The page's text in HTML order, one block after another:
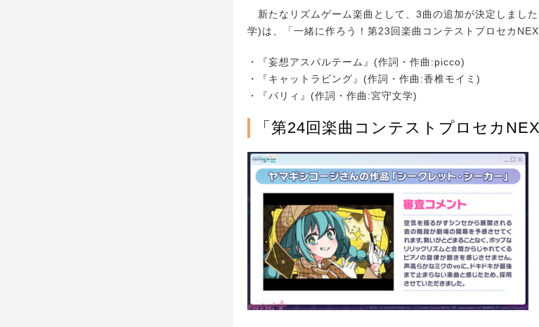
新たなリズムゲーム楽曲として、3曲の追加が決定しまし
学)は、「一緒に作ろう！第23回楽曲コンテストプロセカ
・『妄想アスパルテーム』(作詞・作曲:picco)
・『キャットラビング』(作詞・作曲:香椎モイミ)
・『パリィ』(作詞・作曲:宮守文学)
「第24回楽曲コンテストプロセカ